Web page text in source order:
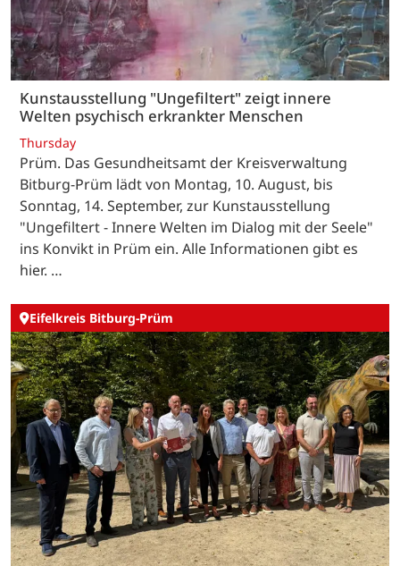
Kunstausstellung "Ungefiltert" zeigt innere
Welten psychisch erkrankter Menschen
Thursday
Prüm. Das Gesundheitsamt der Kreisverwaltung
Bitburg-Prüm lädt von Montag, 10. August, bis
Sonntag, 14. September, zur Kunstausstellung
"Ungefiltert - Innere Welten im Dialog mit der Seele"
ins Konvikt in Prüm ein. Alle Informationen gibt es
hier. …
Eifelkreis Bitburg-Prüm